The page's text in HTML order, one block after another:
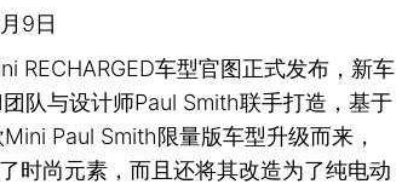
9日
RECHARGED车型官图正式发布，新车
队与设计师Paul Smith联手打造，基于
Paul Smith限量版车型升级而来，
时尚元素，而且还将其改造为了纯电动